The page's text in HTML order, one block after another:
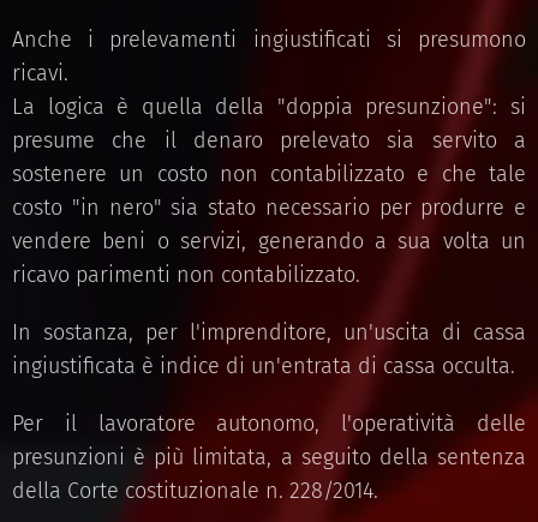
Anche i prelevamenti ingiustificati si presumono
ricavi.
La logica è quella della "doppia presunzione": si
presume che il denaro prelevato sia servito a
sostenere un costo non contabilizzato e che tale
costo "in nero" sia stato necessario per produrre e
vendere beni o servizi, generando a sua volta un
ricavo parimenti non contabilizzato.
In sostanza, per l'imprenditore, un'uscita di cassa
ingiustificata è indice di un'entrata di cassa occulta.
Per il lavoratore autonomo, l'operatività delle
presunzioni è più limitata, a seguito della sentenza
della Corte costituzionale n. 228/2014.